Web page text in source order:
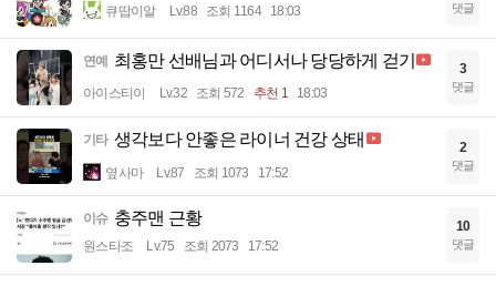
큐땁이알 Lv.88 조회 1164 18:03 댓글
연예 최홍만 선배님과 어디서나 당당하게 걷기
아이스티이 Lv.32 조회 572 추천 1 18:03
3
댓글
기타 생각보다 안좋은 라이너 건강 상태
옆사마 Lv.87 조회 1073 17:52
2
댓글
이슈 충주맨 근황
원스타조 Lv.75 조회 2073 17:52
10
댓글